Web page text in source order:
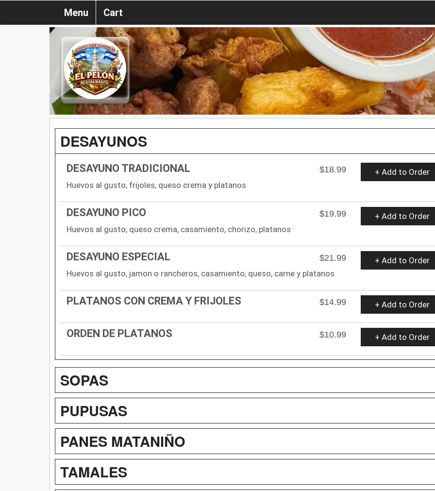
Menu Cart
DESAYUNOS
DESAYUNO TRADICIONAL
$18.99
Huevos al gusto, frijoles, queso crema y platanos
+ Add to Order
DESAYUNO PICO
$19.99
Huevos al gusto, queso crema, casamiento, chorizo, platanos
+ Add to Order
DESAYUNO ESPECIAL
$21.99
Huevos al gusto, jamon o rancheros, casamiento, queso, carne y platanos
+ Add to Order
PLATANOS CON CREMA Y FRIJOLES $14.99 + Add to Order
ORDEN DE PLATANOS $10.99 + Add to Order
SOPAS
PUPUSAS
PANES MATANIÑO
TAMALES